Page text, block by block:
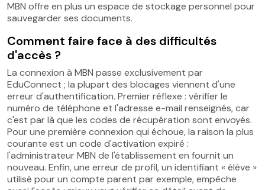
MBN offre en plus un espace de stockage personnel pour
sauvegarder ses documents.
Comment faire face à des difficultés
d'accès ?
La connexion à MBN passe exclusivement par
EduConnect ; la plupart des blocages viennent d'une
erreur d'authentification. Premier réflexe : vérifier le
numéro de téléphone et l'adresse e-mail renseignés, car
c'est par là que les codes de récupération sont envoyés.
Pour une première connexion qui échoue, la raison la plus
courante est un code d'activation expiré :
l'administrateur MBN de l'établissement en fournit un
nouveau. Enfin, une erreur de profil, un identifiant « élève »
utilisé pour un compte parent par exemple, empêche